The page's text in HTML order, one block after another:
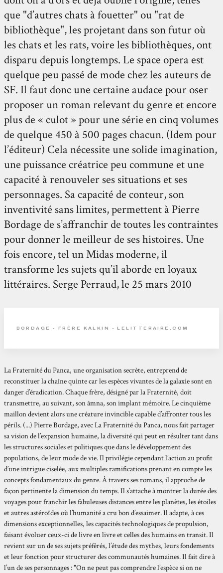
que "d’autres chats à fouetter" ou "rat de
bibliothèque", les projetant dans son futur où
les chats et les rats, voire les bibliothèques, ont
disparu depuis longtemps. Le space opera est
quelque peu passé de mode chez les auteurs de
SF. Il faut donc une certaine audace pour oser
proposer un roman relevant du genre et encore
plus de « culot » pour une série en cinq volumes
de quelque 450 à 500 pages chacun. (Idem pour
l’éditeur) Cela nécessite une solide imagination,
une puissance créatrice peu commune et une
capacité à renouveler ses situations et ses
personnages. Sa capacité de conteur, son
inventivité sans limites, permettent à Pierre
Bordage de s’affranchir de toutes les contraintes
pour donner le meilleur de ses histoires. Une
fois encore, tel un Midas moderne, il
transforme les sujets qu’il aborde en loyaux
littéraires. Serge Perraud, le 25 mars 2010
BORDAGE - FRÈRE KALKIN - LELITTERAIRE.COM
La Fraternité du Panca, une organisation secrète, entreprend de
reconstituer la chaîne quinte car les espèces vivantes de la galaxie sont en
danger d’éradication. Chaque frère, désigné par la Fraternité, doit
transmettre, au suivant, son âmna, son implant mémoire. Le cinquième
maillon devient alors une créature invincible capable d’affronter tous les
périls. (...) Pierre Bordage, avec La Fraternité du Panca, nous fait partager
sa vision de l’expansion humaine, la diversité qui peut en résulter tant dans
les structures sociales et politiques que dans le développement des
populations, de leur mode de vie. Il privilégie cependant l’action au profit
d’une intrigue ciselée, aux multiples ramifications prenant en compte les
concepts fondamentaux du genre. À travers ses romans, il approche de
façon pertinente la dimension du temps. Il s’attache à montrer la durée des
voyages pour franchir les fabuleuses distances entre les planètes, les étoiles
et autres astéroïdes où l’humanité a cru bon d’essaimer. Il adapte, à ces
dimensions exceptionnelles, les capacités technologiques de propulsion,
faisant évoluer ceux-ci de livre en livre et celles des humains en transit. Il
revient sur un de ses sujets préférés, l’étude des mythes, leurs fondements
et leur fonction pour structurer des communautés humaines. Il fait dire à
l’un de ses personnages : "On ne peut pas comprendre l’espèce si on ne